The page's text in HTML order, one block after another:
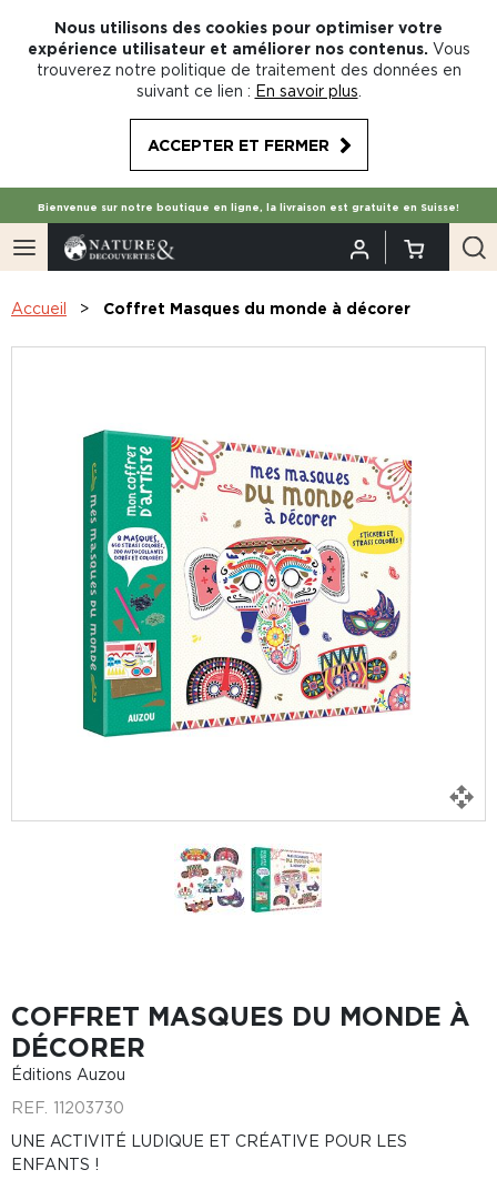
Nous utilisons des cookies pour optimiser votre
expérience utilisateur et améliorer nos contenus. Vous
trouverez notre politique de traitement des données en
suivant ce lien : En savoir plus
ACCEPTER ET FERMER
Bienvenue sur notre boutique en ligne, la livraison est gratuite en Suisse!
Accueil Coffret Masques du monde à décorer
COFFRET MASQUES DU MONDE À
DÉCORER
Éditions Auzou
REF. 11203730
UNE ACTIVITÉ LUDIQUE ET CRÉATIVE POUR LES
ENFANTS !